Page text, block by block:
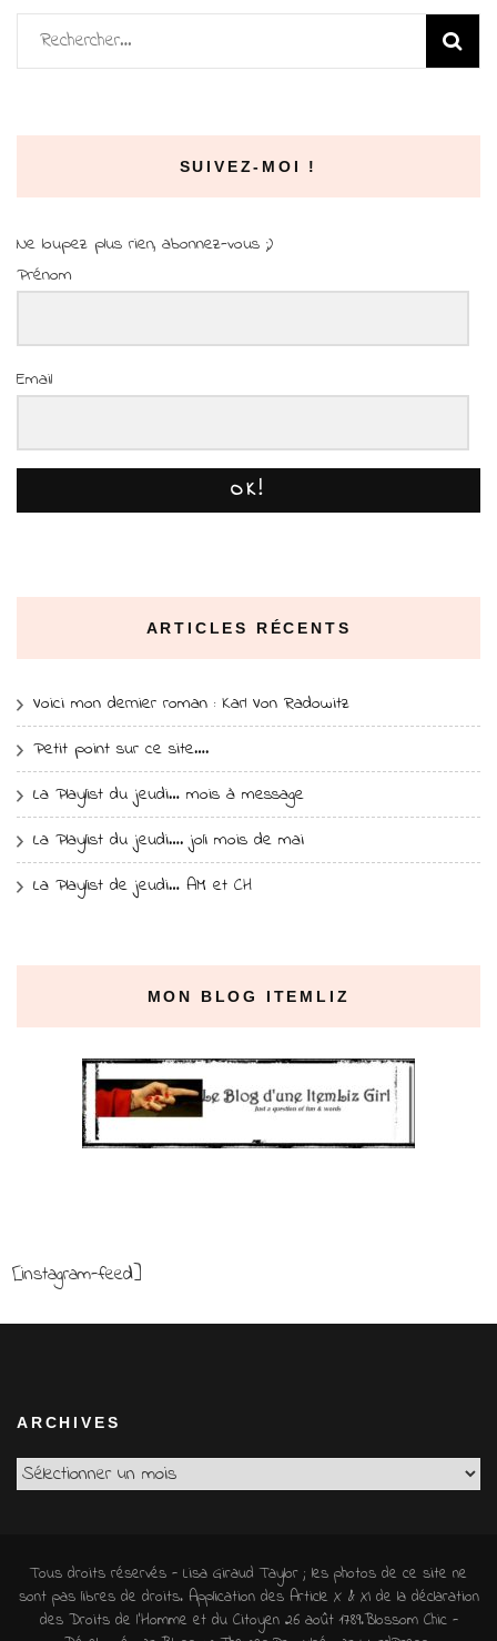
Rechercher :
SUIVEZ-MOI !
Ne loupez plus rien, abonnez-vous ;)
Prénom
Email
OK!
ARTICLES RÉCENTS
Voici mon dernier roman : Karl Von Radowitz
Petit point sur ce site….
La Playlist du jeudi… mois à message
La Playlist du jeudi…. joli mois de mai
La Playlist de jeudi… AM et CH
MON BLOG ITEMLIZ
[instagram-feed]
ARCHIVES
Archives
Tous droits réservés - Lisa Giraud Taylor ; les photos de ce site ne
sont pas libres de droits. Application des Article X & XI de la déclaration
des Droits de l'Homme et du Citoyen 26 août 1789.Blossom Chic -